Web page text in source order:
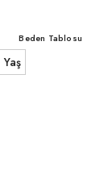
Beden Tablosu